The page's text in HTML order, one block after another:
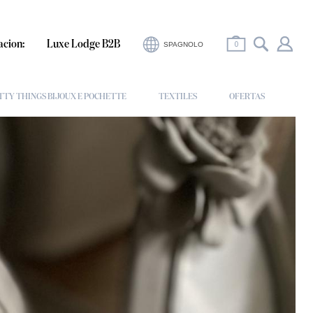
Luxe Lodge B2B 0
SPAGNOLO
THINGS BIJOUX E POCHETTE TEXTILES OFERTAS